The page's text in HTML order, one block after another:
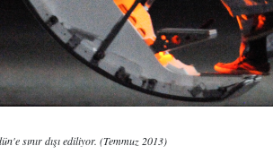
sınır dışı ediliyor. (Temmuz 2013)